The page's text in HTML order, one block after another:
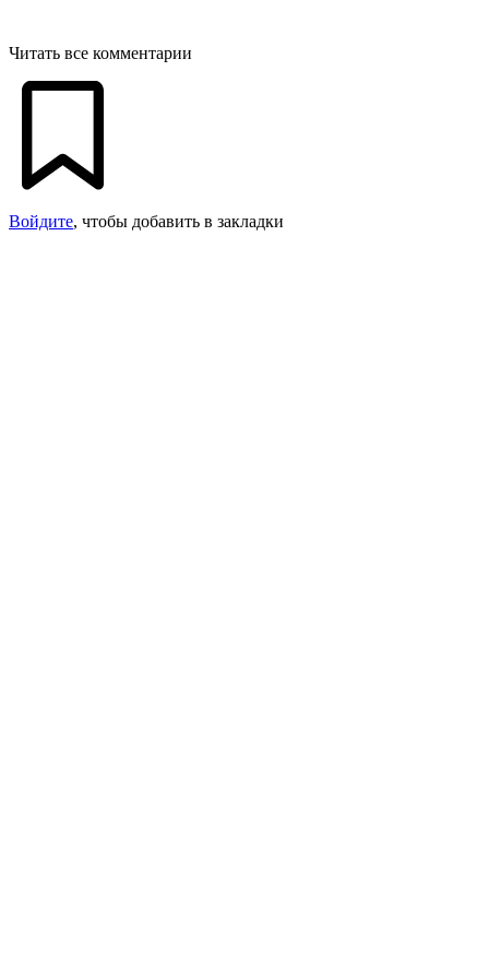
Читать все комментарии
Войдите, чтобы добавить в закладки